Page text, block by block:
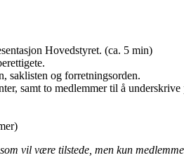
Hovedstyret. (ca. 5 min)
saklisten og forretningsorden.
samt to medlemmer til å
vil være tilstede, men kun